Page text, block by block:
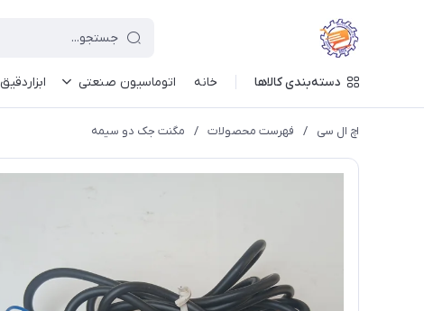
دسته‌بندی کالاها خانه اتوماسیون صنعتی ابزاردقیق
اچ ال سی / فهرست محصولات / مگنت جک دو سیمه